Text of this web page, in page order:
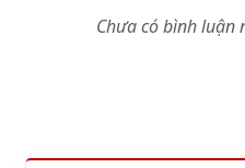
Chưa có bình luận